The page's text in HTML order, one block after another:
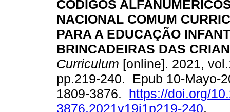
CÓDIGOS
NACIONAL COMUM
PARA A EDUCAÇÃO
BRINCADEIRAS DAS
Curriculum [online]. 2021,
pp.219-240. Epub 10-Mayo-
1809-3876. https://doi.org/
3876.2021v19i1p219-240.